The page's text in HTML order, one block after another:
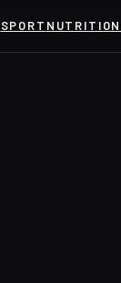
SPORT NUTRITION